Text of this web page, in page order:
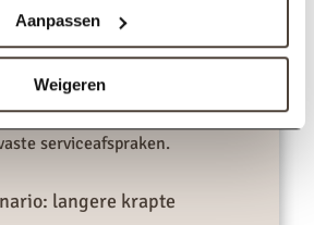
Aanpassen
Weigeren
Arabica beweegt in een brede
de extreme uitschieters
Voor je beleid betekent dit:
bijstellingen in melange, strakke
serviceafspraken.
langere krapte